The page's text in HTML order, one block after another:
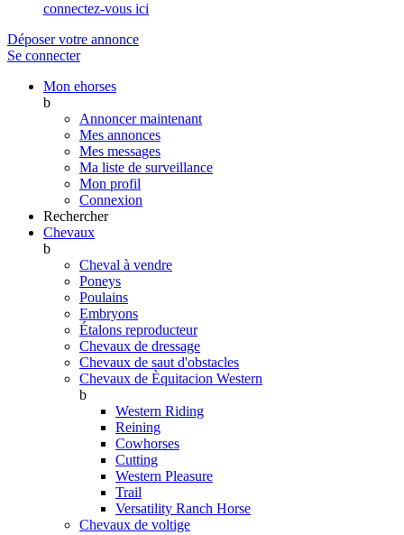
connectez-vous ici
Déposer votre annonce
Se connecter
Mon ehorses
b
Annoncer maintenant
Mes annonces
Mes messages
Ma liste de surveillance
Mon profil
Connexion
Rechercher
Chevaux
b
Cheval à vendre
Poneys
Poulains
Embryons
Étalons reproducteur
Chevaux de dressage
Chevaux de saut d'obstacles
Chevaux de Èquitacion Western
b
Western Riding
Reining
Cowhorses
Cutting
Western Pleasure
Trail
Versatility Ranch Horse
Chevaux de voltige